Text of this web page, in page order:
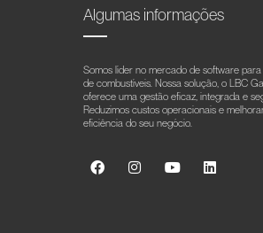
Algumas informações
Somos líder no mercado de software para
de combustíveis. Nossa solução, o LBC
oferece uma gestão eficaz, integrada e
Reduzimos custos operacionais e
eficiência do seu negócio.